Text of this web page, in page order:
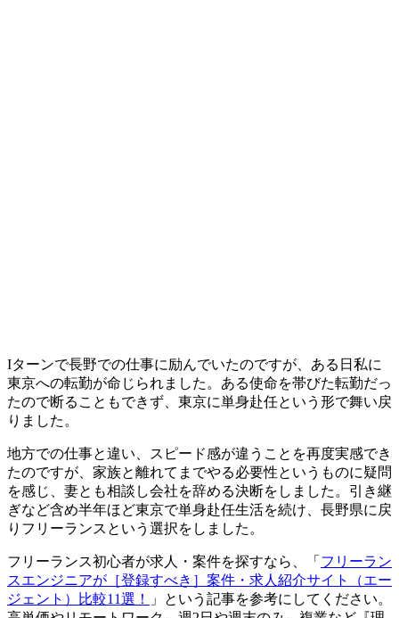
Iターンで長野での仕事に励んでいたのですが、ある日私に
東京への転勤が命じられました。ある使命を帯びた転勤だっ
たので断ることもできず、東京に単身赴任という形で舞い戻
りました。
地方での仕事と違い、スピード感が違うことを再度実感でき
たのですが、家族と離れてまでやる必要性というものに疑問
を感じ、妻とも相談し会社を辞める決断をしました。引き継
ぎなど含め半年ほど東京で単身赴任生活を続け、 長野県に戻
りフリーランスという選択をしました。
フリーランス初心者が求人・案件を探すなら、「 フリーラン
スエンジニアが［登録すべき］案件・求人紹介サイト（エー
ジェント）比較11選！
」という記事を参考にしてください。